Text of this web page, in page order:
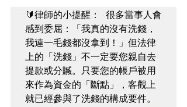
🔰律師的小提醒： 很多當事人會
感到委屈：「我真的沒有洗錢，
我連一毛錢都沒拿到！」但法律
上的「洗錢」不一定要您親自去
提款或分贓。只要您的帳戶被用
來作為資金的「斷點」，客觀上
就已經參與了洗錢的構成要件。